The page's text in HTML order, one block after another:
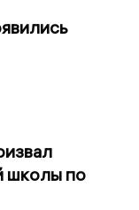
школы по